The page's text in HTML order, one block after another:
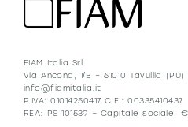
FIAM Italia Srl
Via Ancona, 1/B – 61010 Tavullia (PU)
info@fiamitalia.it
P.IVA: 01014250417 C.F.: 00335410437
REA: PS 101539 – Capitale sociale: